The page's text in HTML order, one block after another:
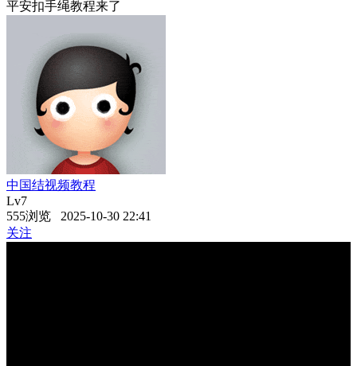
平安扣手绳教程来了
中国结视频教程
Lv7
555浏览 2025-10-30 22:41
关注